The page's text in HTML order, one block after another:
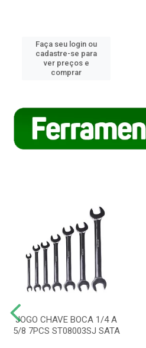
Faça seu login ou
cadastre-se para
ver preços e
comprar
JOGO CHAVE BOCA 1/4 A
5/8 7PCS ST08003SJ SATA